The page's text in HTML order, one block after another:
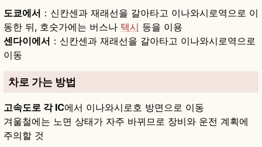
도쿄에서 ：신칸센과 재래선을 갈아타고 이나와시로역으로 이
동한 뒤, 호숫가에는 버스나 택시 등을 이용
센다이에서 ：신칸센과 재래선을 갈아타고 이나와시로역으로
이동
차로 가는 방법
고속도로 각 IC에서 이나와시로호 방면으로 이동
겨울철에는 노면 상태가 자주 바뀌므로 장비와 운전 계획에
주의할 것